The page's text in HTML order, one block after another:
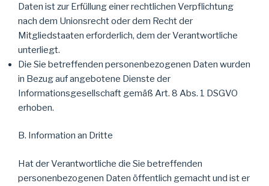
Daten ist zur Erfüllung einer rechtlichen Verpflichtung
nach dem Unionsrecht oder dem Recht der
Mitgliedstaaten erforderlich, dem der Verantwortliche
unterliegt.
Die Sie betreffenden personenbezogenen Daten wurden
in Bezug auf angebotene Dienste der
Informationsgesellschaft gemäß Art. 8 Abs. 1 DSGVO
erhoben.
B. Information an Dritte
Hat der Verantwortliche die Sie betreffenden
personenbezogenen Daten öffentlich gemacht und ist er